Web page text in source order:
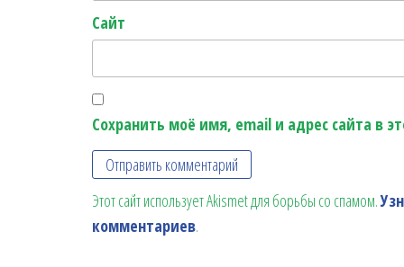
Сайт
Сохранить моё имя, email и адрес сайта в
Этот сайт использует Akismet для борьбы со спамом.
комментариев.